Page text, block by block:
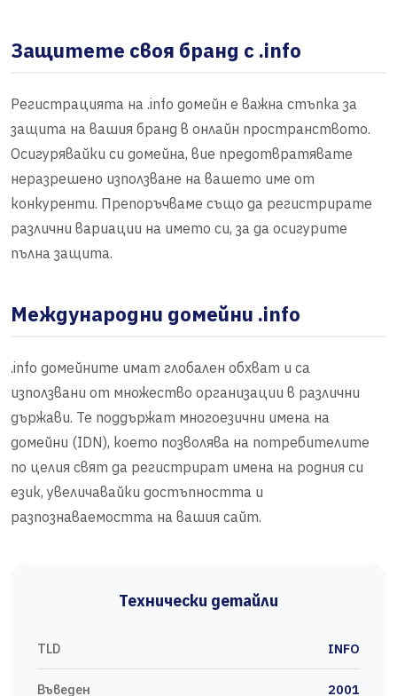
Защитете своя бранд с .info
Регистрацията на .info домейн е важна стъпка за
защита на вашия бранд в онлайн пространството.
Осигурявайки си домейна, вие предотвратявате
неразрешено използване на вашето име от
конкуренти. Препоръчваме също да регистрирате
различни вариации на името си, за да осигурите
пълна защита.
Международни домейни .info
.info домейните имат глобален обхват и са
използвани от множество организации в различни
държави. Те поддържат многоезични имена на
домейни (IDN), което позволява на потребителите
по целия свят да регистрират имена на родния си
език, увеличавайки достъпността и
разпознаваемостта на вашия сайт.
Технически детайли
TLD INFO
Въведен 2001